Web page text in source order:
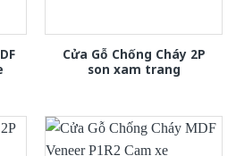
Cửa Gỗ Chống Cháy 2P
son xam trang